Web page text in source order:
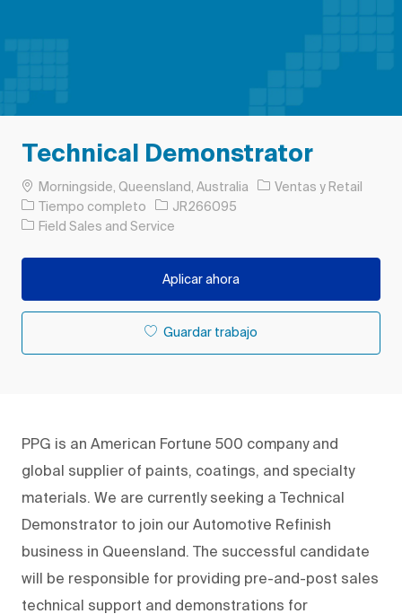
Technical Demonstrator
Ubicación
Morningside, Queensland, Australia Categoría
Ventas y Retail
Tipo de trabajo
Tiempo completo ID de trabajo
JR266095
Field Sales and Service
Aplicar ahora
Guardar trabajo
PPG is an American Fortune 500 company and
global supplier of paints, coatings, and specialty
materials. We are currently seeking a Technical
Demonstrator to join our Automotive Refinish
business in Queensland. The successful candidate
will be responsible for providing pre-and-post sales
technical support and demonstrations for